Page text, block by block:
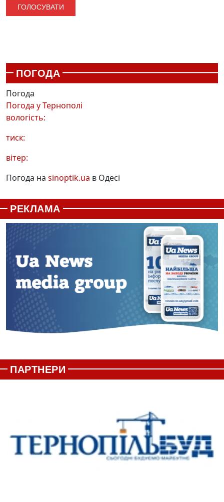
ПОГОДА
Погода
Погода уТернополі
вологість:
тиск:
вітер:
Погода на sinoptik.ua в Одесі
РЕКЛАМА
ПАРТНЕРИ